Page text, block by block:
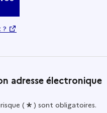
?
adresse électronique
( ) sont obligatoires.